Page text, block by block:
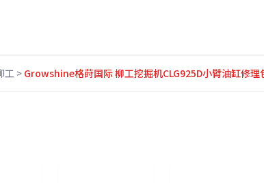
工 > Growshine格莳国际 柳工挖掘机CLG925D小臂油缸修理